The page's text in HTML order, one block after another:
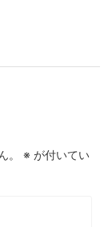
。 ※ が付いてい